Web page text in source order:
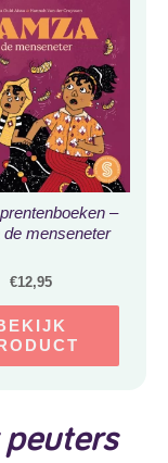
–
de menseneter
€12,95